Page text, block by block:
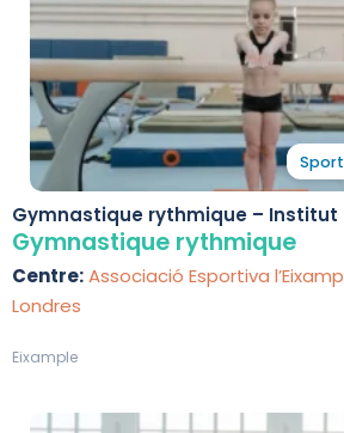
Gymnastique rythmique – Institut
Gymnastique rythmique
Centre:Associació Esportiva
Londres
Eixample